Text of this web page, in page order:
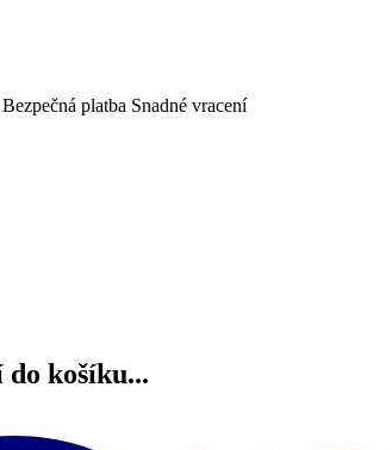
Bezpečná platba Snadné vracení
košíku...